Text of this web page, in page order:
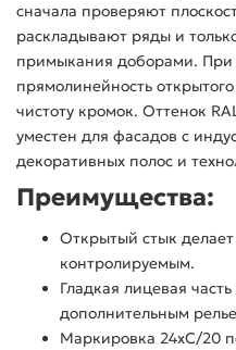
сначала проверяют
раскладывают ряды и
примыкания доборами.
прямолинейность
чистоту кромок. Оттенок
уместен для фасадов с
декоративных полос и
Преимущества:
Открытый стык
контролируемым.
Гладкая лицевая
дополнительным
Маркировка 24хС/20